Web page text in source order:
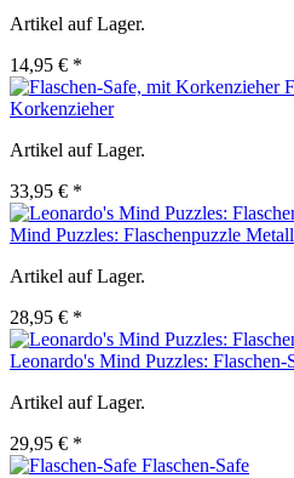
Artikel auf Lager.
14,95 € *
Korkenzieher
Artikel auf Lager.
33,95 € *
Mind Puzzles: Flaschenpuzzle Metall
Artikel auf Lager.
28,95 € *
Leonardo's Mind Puzzles: Flaschen-
Artikel auf Lager.
29,95 € *
Flaschen-Safe